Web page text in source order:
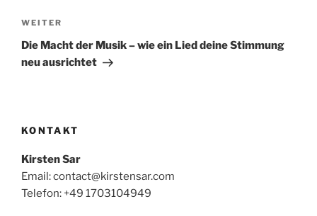
Nächster
Beitrag
WEITER
Die Macht der Musik – wie ein Lied deine Stimmung
neu ausrichtet
KONTAKT
Kirsten Sar
Email: contact@kirstensar.com
Telefon: +49 1703104949